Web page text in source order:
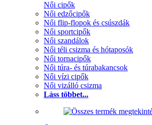
Női cipők
Női edzőcipők
Női flip-flopok és csúszdák
Női sportcipők
Női szandálok
Női téli csizma és hótaposók
Női tornacipők
Női túra- és túrabakancsok
Női vízi cipők
Női vizálló csizma
Láss többet...